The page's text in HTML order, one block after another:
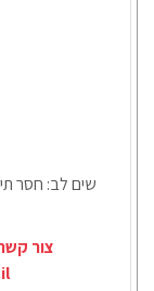
שים לב: חסר
צור